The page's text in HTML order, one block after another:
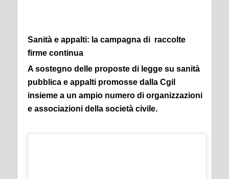
Sanità e appalti: la campagna di raccolte
firme continua
A sostegno delle proposte di legge su sanità
pubblica e appalti promosse dalla Cgil
insieme a un ampio numero di organizzazioni
e associazioni della società civile.